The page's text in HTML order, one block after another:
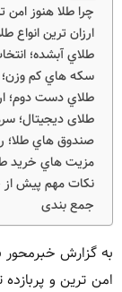
چرا طلا هنوز امن
ارزان ترين انواع
طلاي آبشده؛
سکه هاي کم وزن؛
طلاي دست دوم؛
طلای دیجیتال؛
صندوق هاي طلا؛
مزيت هاي خريد
نکات مهم پيش از
جمع بندی
به گزارش
امن ترين و